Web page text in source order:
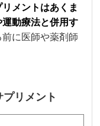
メントはあくま
動療法と併用す
に医師や薬剤師
リメント